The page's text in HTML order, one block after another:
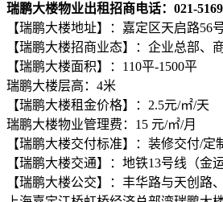
瑞鹏大楼物业出租招商电话：021-
【瑞鹏大楼地址】：嘉定区天启路56
【瑞鹏大楼招商业态】：企业总部
【瑞鹏大楼面积】：110平-1500平
瑞鹏大楼层高：4米
【瑞鹏大楼租金价格】：2.5元/㎡/天
瑞鹏大楼物业管理费：15 元/㎡/月
【瑞鹏大楼交付标准】：装修交付/定
【瑞鹏大楼交通】：地铁13号线（金
【瑞鹏大楼公交】：丰华路与天创路